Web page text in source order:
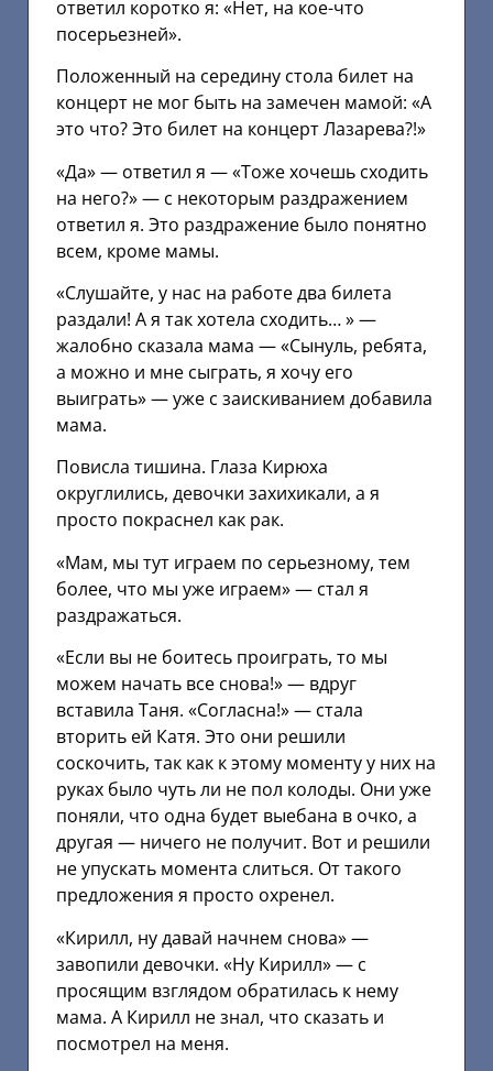
ответил коротко я: «Нет, на кое-что
посерьезней».
Положенный на середину стола билет на
концерт не мог быть на замечен мамой: «А
это что? Это билет на концерт Лазарева?!»
«Да» — ответил я — «Тоже хочешь сходить
на него?» — с некоторым раздражением
ответил я. Это раздражение было понятно
всем, кроме мамы.
«Слушайте, у нас на работе два билета
раздали! А я так хотела сходить… » —
жалобно сказала мама — «Сынуль, ребята,
а можно и мне сыграть, я хочу его
выиграть» — уже с заискиванием добавила
мама.
Повисла тишина. Глаза Кирюха
округлились, девочки захихикали, а я
просто покраснел как рак.
«Мам, мы тут играем по серьезному, тем
более, что мы уже играем» — стал я
раздражаться.
«Если вы не боитесь проиграть, то мы
можем начать все снова!» — вдруг
вставила Таня. «Согласна!» — стала
вторить ей Катя. Это они решили
соскочить, так как к этому моменту у них на
руках было чуть ли не пол колоды. Они уже
поняли, что одна будет выебана в очко, а
другая — ничего не получит. Вот и решили
не упускать момента слиться. От такого
предложения я просто охренел.
«Кирилл, ну давай начнем снова» —
завопили девочки. «Ну Кирилл» — с
просящим взглядом обратилась к нему
мама. А Кирилл не знал, что сказать и
посмотрел на меня.